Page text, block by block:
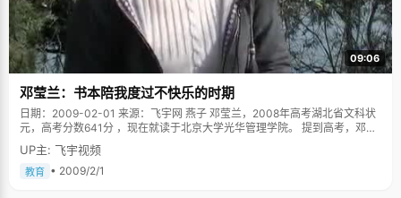
09:06
邓莹兰：书本陪我度过不快乐的时期
日期：2009-02-01 来源：飞宇网 燕子 邓莹兰，2008年高考湖北省文科状
元，高考分数641分 ，现在就读于北京大学光华管理学院。 提到高考，邓莹
兰脱口而出，"太伤心了！"让我们错愕不已，"这次出的题目有些偏，不能让
自己很好的发挥，考完之后才估了六百零几分，"邓莹兰用手指扶了下鼻梁上
红边眼镜，"比照以往的录取分数线，邓莹兰觉得自己能上武大就不错了，出
UP主: 飞宇视频
教育 • 2009/2/1